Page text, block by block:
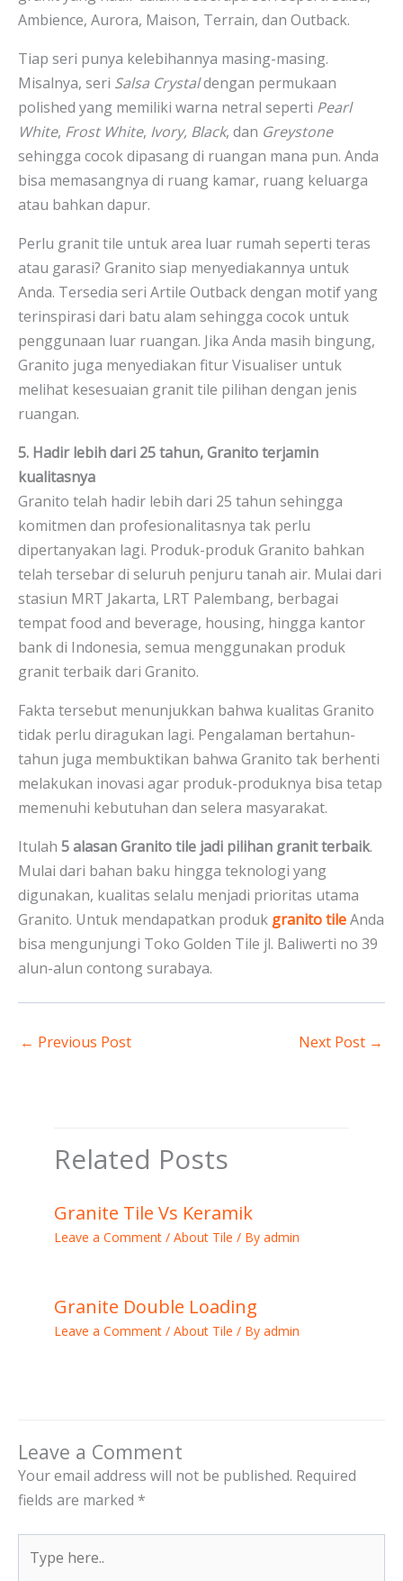
Ambience, Aurora, Maison, Terrain, dan Outback.
Tiap seri punya kelebihannya masing-masing.
Misalnya, seri Salsa Crystaldengan permukaan
polished yang memiliki warna netral seperti Pearl
White, Frost White, Ivory, Black, dan Greystone
sehingga cocok dipasang di ruangan mana pun. Anda
bisa memasangnya di ruang kamar, ruang keluarga
atau bahkan dapur.
Perlu granit tile untuk area luar rumah seperti teras
atau garasi? Granito siap menyediakannya untuk
Anda. Tersedia seri Artile Outback dengan motif yang
terinspirasi dari batu alam sehingga cocok untuk
penggunaan luar ruangan. Jika Anda masih bingung,
Granito juga menyediakan fitur Visualiser untuk
melihat kesesuaian granit tile pilihan dengan jenis
ruangan.
5. Hadir lebih dari 25 tahun, Granito terjamin
kualitasnya
Granito telah hadir lebih dari 25 tahun sehingga
komitmen dan profesionalitasnya tak perlu
dipertanyakan lagi. Produk-produk Granito bahkan
telah tersebar di seluruh penjuru tanah air. Mulai dari
stasiun MRT Jakarta, LRT Palembang, berbagai
tempat food and beverage, housing, hingga kantor
bank di Indonesia, semua menggunakan produk
granit terbaik dari Granito.
Fakta tersebut menunjukkan bahwa kualitas Granito
tidak perlu diragukan lagi. Pengalaman bertahun-
tahun juga membuktikan bahwa Granito tak berhenti
melakukan inovasi agar produk-produknya bisa tetap
memenuhi kebutuhan dan selera masyarakat.
Itulah 5 alasan Granito tile jadi pilihan granit terbaik.
Mulai dari bahan baku hingga teknologi yang
digunakan, kualitas selalu menjadi prioritas utama
Granito. Untuk mendapatkan produk granito tileAnda
bisa mengunjungi Toko Golden Tile jl. Baliwerti no 39
alun-alun contong surabaya.
← Previous Post Next Post →
Related Posts
Granite Tile Vs Keramik
Leave a Comment / About Tile / By admin
Granite Double Loading
Leave a Comment / About Tile / By admin
Leave a Comment
Your email address will not be published. Required
fields are marked *
here..